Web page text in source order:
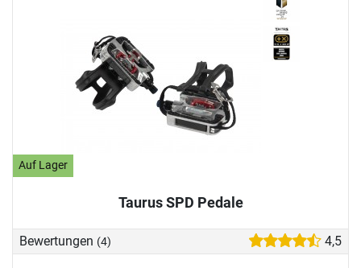
Auf Lager
Taurus SPD Pedale
Bewertungen (4) 4,5